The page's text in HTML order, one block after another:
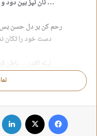
… نان نپز بین دود
رحم کن بر دل حسن
دست خود را تکان
لیله القدر…
چه شده شأن سوره
تو چرا نور خانه
فیس بوک